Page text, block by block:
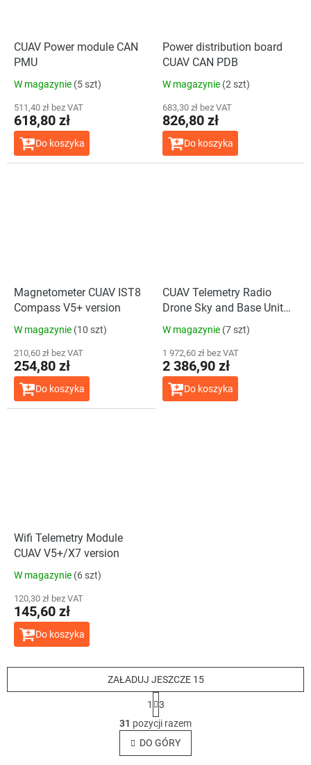
CUAV Power module CAN
PMU
W magazynie (5 szt)
511,40 zł bez VAT
618,80 zł
Do koszyka
Power distribution board
CUAV CAN PDB
W magazynie (2 szt)
683,30 zł bez VAT
826,80 zł
Do koszyka
Magnetometer CUAV IST8
Compass V5+ version
W magazynie (10 szt)
210,60 zł bez VAT
254,80 zł
Do koszyka
CUAV Telemetry Radio
Drone Sky and Base Unit
P9
W magazynie (7 szt)
1 972,60 zł bez VAT
2 386,90 zł
Do koszyka
Wifi Telemetry Module
CUAV V5+/X7 version
W magazynie (6 szt)
120,30 zł bez VAT
145,60 zł
Do koszyka
K
o
n
t
ZAŁADUJ JESZCZE 15
P
a
g
i
n
a
1
3
31 pozycji razem
DO GÓRY